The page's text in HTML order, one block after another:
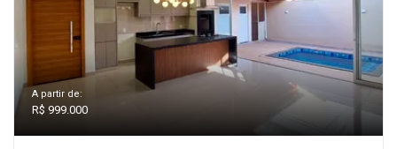
A partir de:
R$ 999.000